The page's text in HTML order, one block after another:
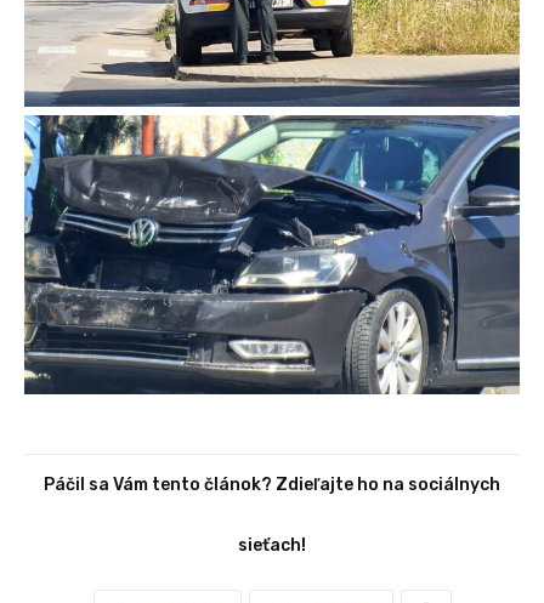
Páčil sa Vám tento článok? Zdieľajte ho na sociálnych
sieťach!